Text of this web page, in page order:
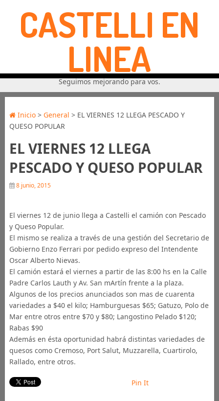
CASTELLI EN
LINEA
Seguimos mejorando para vos.
Inicio> General > EL VIERNES 12 LLEGA PESCADO Y
QUESO POPULAR
EL VIERNES 12 LLEGA
PESCADO Y QUESO POPULAR
8 junio, 2015
El viernes 12 de junio llega a Castelli el camión con Pescado
y Queso Popular.
El mismo se realiza a través de una gestión del Secretario de
Gobierno Enzo Ferrari por pedido expreso del Intendente
Oscar Alberto Nievas.
El camión estará el viernes a partir de las 8:00 hs en la Calle
Padre Carlos Lauth y Av. San mArtín frente a la plaza.
Algunos de los precios anunciados son mas de cuarenta
variedades a $40 el kilo; Hamburguesas $65; Gatuzo, Polo de
Mar entre otros entre $70 y $80; Langostino Pelado $120;
Rabas $90
Además en ésta oportunidad habrá distintas variedades de
quesos como Cremoso, Port Salut, Muzzarella, Cuartirolo,
Rallado, entre otros.
Pin It